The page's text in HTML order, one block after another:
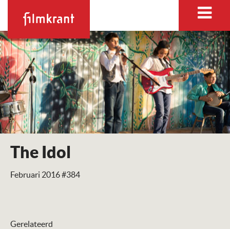
The Idol
Februari 2016 #384
Gerelateerd